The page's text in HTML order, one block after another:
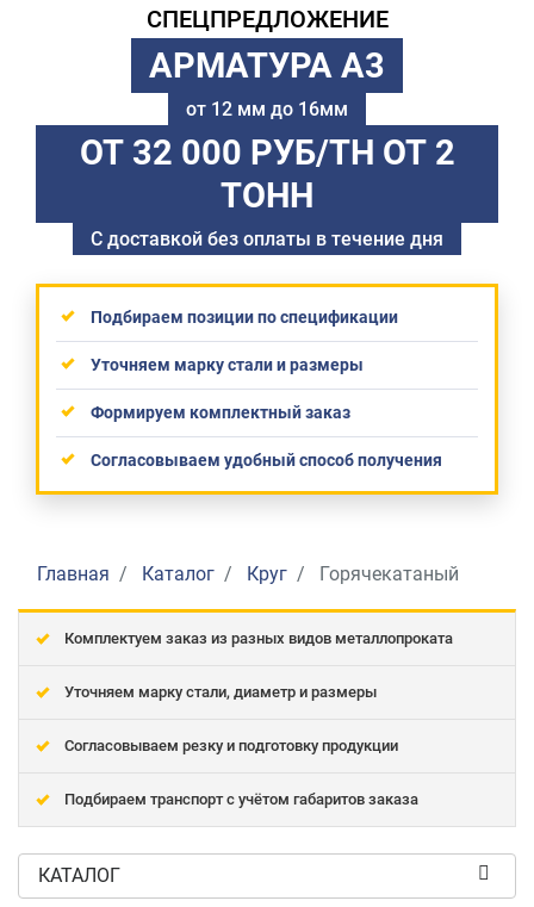
СПЕЦПРЕДЛОЖЕНИЕ
АРМАТУРА А3
от 12 мм до 16мм
ОТ 32 000 РУБ/ТН ОТ 2
ТОНН
С доставкой без оплаты в течение дня
Подбираем позиции по спецификации
Уточняем марку стали и размеры
Формируем комплектный заказ
Согласовываем удобный способ получения
Главная Каталог Круг Горячекатаный
Комплектуем заказ из разных видов металлопроката
Уточняем марку стали, диаметр и размеры
Согласовываем резку и подготовку продукции
Подбираем транспорт с учётом габаритов заказа
КАТАЛОГ